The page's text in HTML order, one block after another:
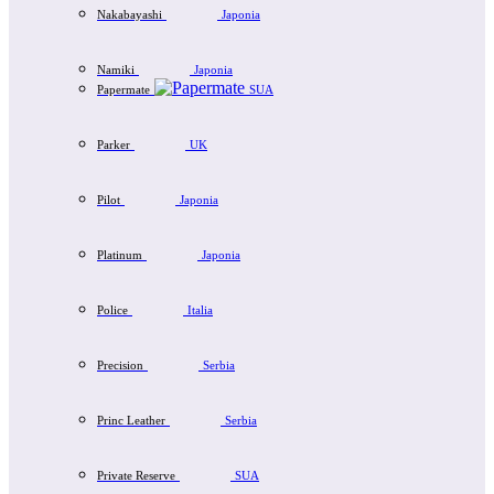
Nakabayashi Japonia
Namiki
Japonia
Papermate
SUA
Parker UK
Pilot Japonia
Platinum Japonia
Police Italia
Precision Serbia
Princ Leather Serbia
Private Reserve SUA